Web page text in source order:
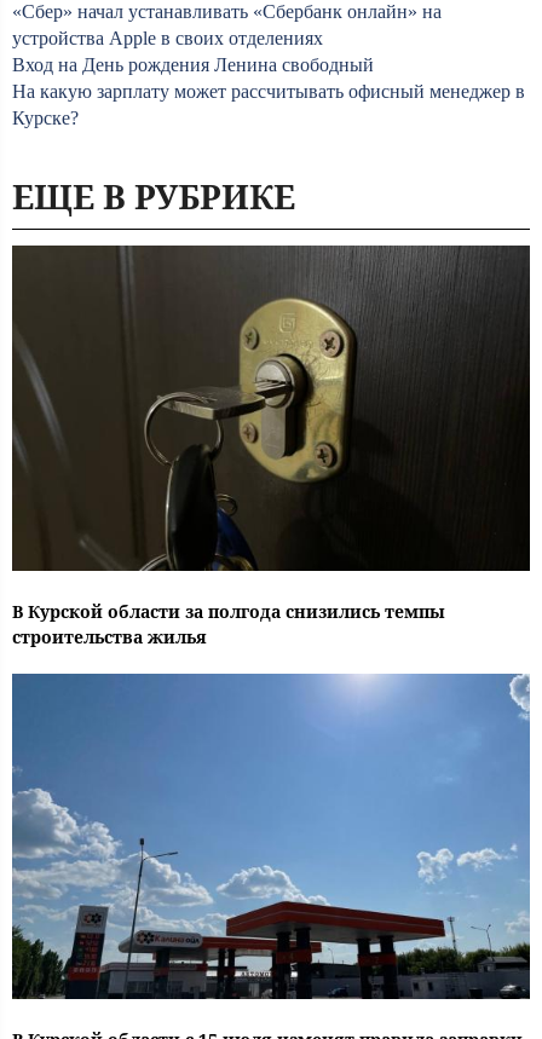
«Сбер» начал устанавливать «Сбербанк онлайн» на
устройства Apple в своих отделениях
Вход на День рождения Ленина свободный
На какую зарплату может рассчитывать офисный менеджер в
Курске?
ЕЩЕ В РУБРИКЕ
В Курской области за полгода снизились темпы
строительства жилья